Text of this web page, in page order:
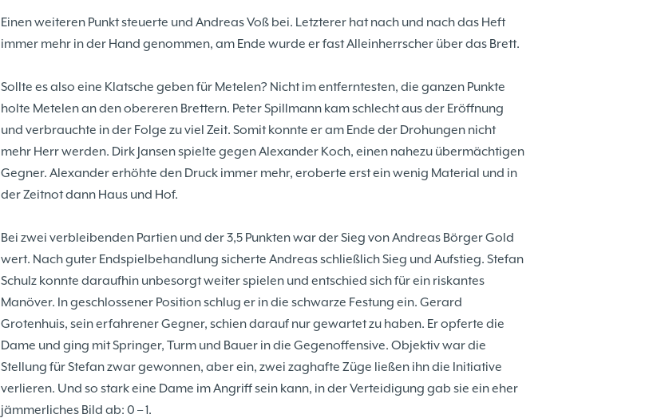
Einen weiteren Punkt steuerte und Andreas Voß bei. Letzterer hat nach und nach das Heft
immer mehr in der Hand genommen, am Ende wurde er fast Alleinherrscher über das Brett.
Sollte es also eine Klatsche geben für Metelen? Nicht im entferntesten, die ganzen Punkte
holte Metelen an den obereren Brettern. Peter Spillmann kam schlecht aus der Eröffnung
und verbrauchte in der Folge zu viel Zeit. Somit konnte er am Ende der Drohungen nicht
mehr Herr werden. Dirk Jansen spielte gegen Alexander Koch, einen nahezu übermächtigen
Gegner. Alexander erhöhte den Druck immer mehr, eroberte erst ein wenig Material und in
der Zeitnot dann Haus und Hof.
Bei zwei verbleibenden Partien und der 3,5 Punkten war der Sieg von Andreas Börger Gold
wert. Nach guter Endspielbehandlung sicherte Andreas schließlich Sieg und Aufstieg. Stefan
Schulz konnte daraufhin unbesorgt weiter spielen und entschied sich für ein riskantes
Manöver. In geschlossener Position schlug er in die schwarze Festung ein. Gerard
Grotenhuis, sein erfahrener Gegner, schien darauf nur gewartet zu haben. Er opferte die
Dame und ging mit Springer, Turm und Bauer in die Gegenoffensive. Objektiv war die
Stellung für Stefan zwar gewonnen, aber ein, zwei zaghafte Züge ließen ihn die Initiative
verlieren. Und so stark eine Dame im Angriff sein kann, in der Verteidigung gab sie ein eher
jämmerliches Bild ab: 0 – 1.